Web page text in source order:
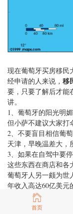
首页
现在葡萄牙买房移民
经申请的人来说， 移
要，只要了解后才能
讲。
1、葡萄牙的阳光明
但小萨不建议大家打
2、不要盲目相信葡
天津，早晚温差大，
3、如果在自驾中要
这些东西在商店和各
葡萄牙人另一颇为世
年收入高达60亿美元
也有不少人担心申
在有很多华人已经